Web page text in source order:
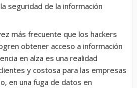
seguridad de la información
más frecuente que los hackers
obtener acceso a información
en alza es una realidad
y costosa para las empresas
en una fuga de datos en